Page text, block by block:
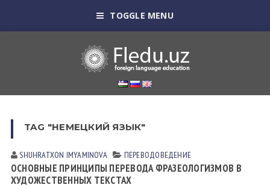
TOGGLE MENU
TAG "НЕМЕЦКИЙ ЯЗЫК"
SHUHRATXON IMYAMINOVА ПЕРЕВОДОВЕДЕНИЕ
ОСНОВНЫЕ ПРИНЦИПЫ ПЕРЕВОДА ФРАЗЕОЛОГИЗМОВ В
ХУДОЖЕСТВЕННЫХ ТЕКСТАХ